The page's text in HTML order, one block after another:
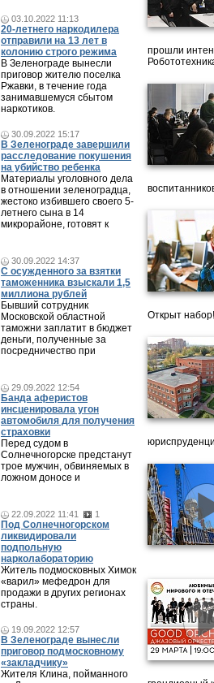
03.10.2022 11:13
20-летнего наркодилера
отправили на 13 лет в
колонию строго режима
В Зеленограде вынесли
приговор жителю поселка
Ржавки, в течение года
занимавшемуся сбытом
наркотиков.
30.09.2022 15:17
В Зеленограде завершили
расследование покушения
на убийство ребенка
Материалы уголовного дела
в отношении зеленоградца,
жестоко избившего своего 5-
летнего сына в 14
микрорайоне, готовят к
30.09.2022 14:37
С осужденного за взятки
таможенника взыскали 1,5
миллиона рублей
Бывший сотрудник
Московской областной
таможни заплатит в бюджет
деньги, полученные за
посредничество при
29.09.2022 12:54
Банда аферистов
инсценировала угон
автомобиля для получения
страховки
Перед судом в
Солнечногорске предстанут
трое мужчин, обвиняемых в
ложном доносе и
22.09.2022 11:41 1
Под Солнечногорском
ликвидировали
подпольную
нарколабораторию
Житель подмосковных Химок
«варил» мефедрон для
продажи в других регионах
страны.
19.09.2022 12:57
В Зеленограде вынесли
приговор подмосковному
«закладчику»
Жителя Клина, пойманного
прошли
Открыт набор!